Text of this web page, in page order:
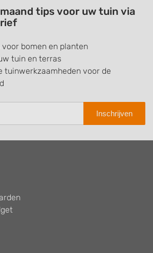
tips voor uw tuin via
bomen en planten
tuin en terras
tuinwerkzaamheden voor de
Inschrijven